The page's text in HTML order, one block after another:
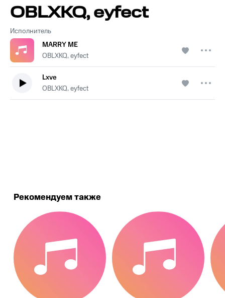
Исполнитель
OBLXKQ, eyfect
MARRY ME
OBLXKQ, eyfect
Lxve
OBLXKQ, eyfect
Рекомендуем также